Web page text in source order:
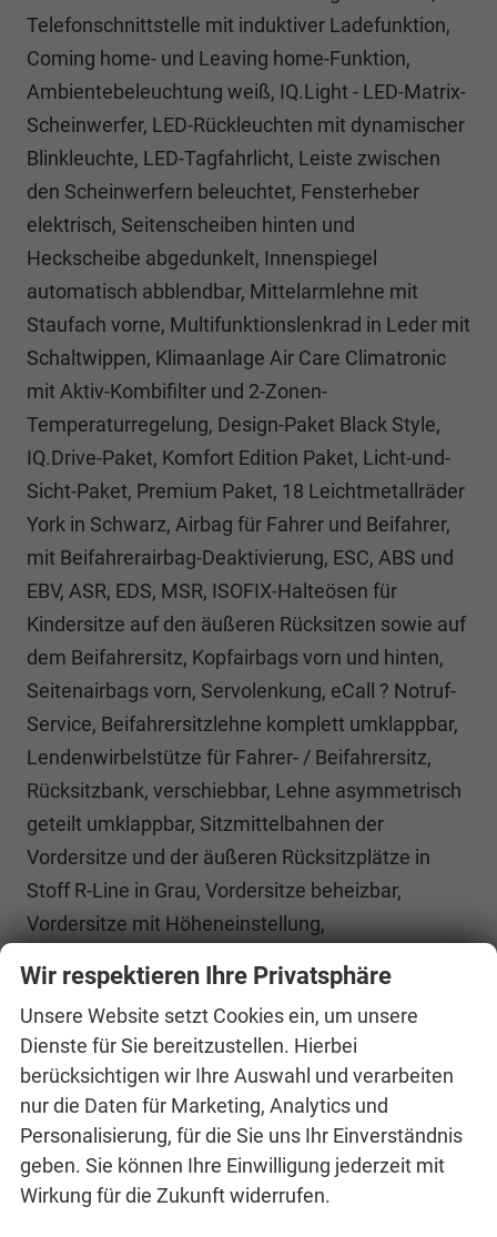
Telefonschnittstelle mit induktiver Ladefunktion,
Coming home- und Leaving home-Funktion,
Ambientebeleuchtung weiß, IQ.Light - LED-Matrix-
Scheinwerfer, LED-Rückleuchten mit dynamischer
Blinkleuchte, LED-Tagfahrlicht, Leiste zwischen
den Scheinwerfern beleuchtet, Fensterheber
elektrisch, Seitenscheiben hinten und
Heckscheibe abgedunkelt, Innenspiegel
automatisch abblendbar, Mittelarmlehne mit
Staufach vorne, Multifunktionslenkrad in Leder mit
Schaltwippen, Klimaanlage Air Care Climatronic
mit Aktiv-Kombifilter und 2-Zonen-
Temperaturregelung, Design-Paket Black Style,
IQ.Drive-Paket, Komfort Edition Paket, Licht-und-
Sicht-Paket, Premium Paket, 18 Leichtmetallräder
York in Schwarz, Airbag für Fahrer und Beifahrer,
mit Beifahrerairbag-Deaktivierung, ESC, ABS und
EBV, ASR, EDS, MSR, ISOFIX-Halteösen für
Kindersitze auf den äußeren Rücksitzen sowie auf
dem Beifahrersitz, Kopfairbags vorn und hinten,
Seitenairbags vorn, Servolenkung, eCall ? Notruf-
Service, Beifahrersitzlehne komplett umklappbar,
Lendenwirbelstütze für Fahrer- / Beifahrersitz,
Rücksitzbank, verschiebbar, Lehne asymmetrisch
geteilt umklappbar, Sitzmittelbahnen der
Vordersitze und der äußeren Rücksitzplätze in
Stoff R-Line in Grau, Vordersitze beheizbar,
Vordersitze mit Höheneinstellung,
an die Herstellergarantie, maximale
Gesamtlaufleistung 100 000 km, Automatische
Distanzregelung ACC, Berganfahrassistent, Digital
Cockpit Pro, Dynamischer Fernlichtassistent
Dynamic Light Assist, Einparkhilfe - Warnsignale
bei Hindernissen im Front- und Heckbereich,
Fahrassistent Travel Assist und
Wir respektieren Ihre Privatsphäre
Unsere Website setzt Cookies ein, um unsere
Dienste für Sie bereitzustellen. Hierbei
berücksichtigen wir Ihre Auswahl und verarbeiten
nur die Daten für Marketing, Analytics und
Personalisierung, für die Sie uns Ihr Einverständnis
geben. Sie können Ihre Einwilligung jederzeit mit
Wirkung für die Zukunft widerrufen.